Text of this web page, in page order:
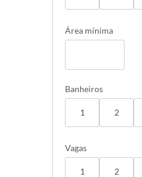
Área mínima
Banheiros
1 2
Vagas
1 2